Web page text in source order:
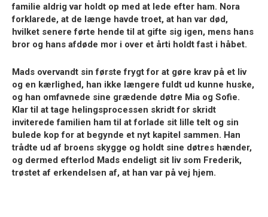
familie aldrig var holdt op med at lede efter ham. Nora
forklarede, at de længe havde troet, at han var død,
hvilket senere førte hende til at gifte sig igen, mens hans
bror og hans afdøde mor i over et årti holdt fast i håbet.
Mads overvandt sin første frygt for at gøre krav på et liv
og en kærlighed, han ikke længere fuldt ud kunne huske,
og han omfavnede sine grædende døtre Mia og Sofie.
Klar til at tage helingsprocessen skridt for skridt
inviterede familien ham til at forlade sit lille telt og sin
bulede kop for at begynde et nyt kapitel sammen. Han
trådte ud af broens skygge og holdt sine døtres hænder,
og dermed efterlod Mads endeligt sit liv som Frederik,
trøstet af erkendelsen af, at han var på vej hjem.